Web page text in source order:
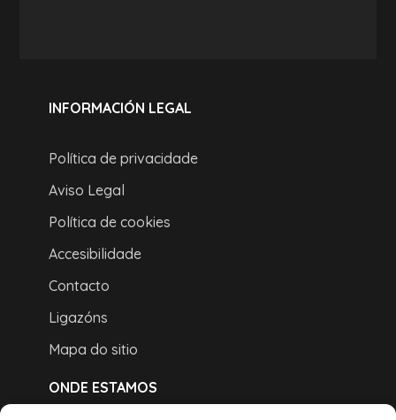
INFORMACIÓN LEGAL
Política de privacidade
Aviso Legal
Política de cookies
Accesibilidade
Contacto
Ligazóns
Mapa do sitio
ONDE ESTAMOS